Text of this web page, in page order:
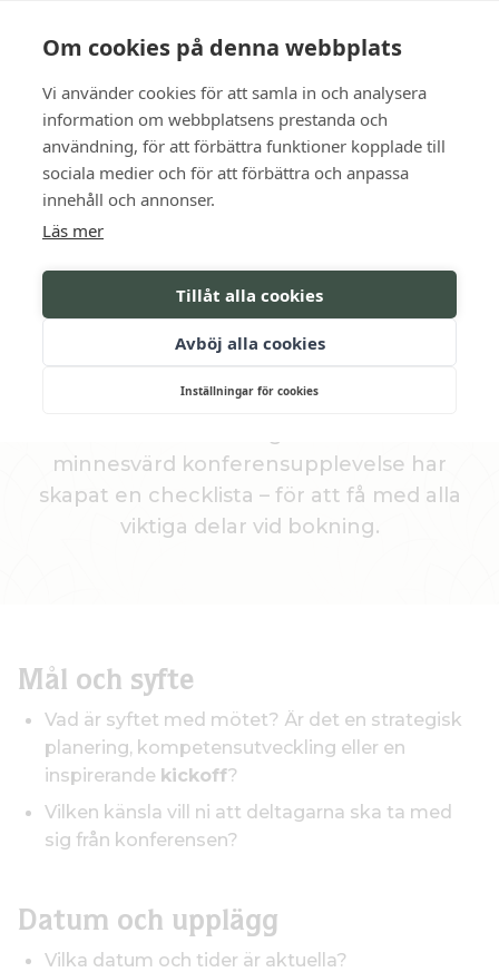
Om cookies på denna webbplats
Vi använder cookies för att samla in och analysera
information om webbplatsens prestanda och
användning, för att förbättra funktioner kopplade till
sociala medier och för att förbättra och anpassa
innehåll och annonser.
Läs mer
Tillåt alla cookies
Avböj alla cookies
Inställningar för cookies
BOKA
För inspirerande möten
ATT TÄNKA PÅ VID
BOKNING AV
KONFERENS
minnesvärd konferensupplevelse har
skapat en checklista – för att få med alla
viktiga delar vid bokning.
Mål och syfte
Vad är syftet med mötet? Är det en strategisk
planering, kompetensutveckling eller en
inspirerande kickoff?
Vilken känsla vill ni att deltagarna ska ta med
sig från konferensen?
Datum och upplägg
Vilka datum och tider är aktuella?